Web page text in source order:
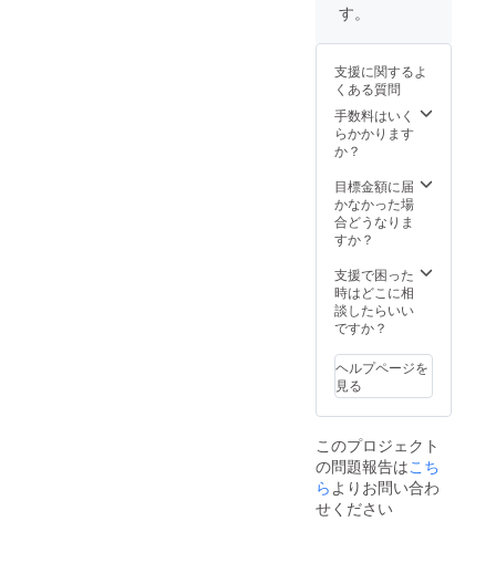
望する
トは人
物でも
物体で
もお好
きなも
かせて
いただ
きま
す。
にて希
望する
ものの
写真を1
りくだ
さい。3
枚程度
だとな
し。 私
に写真
を送る
ことに
抵抗の
す。
支援に関するよ
くある質問
手数料はいく
らかかります
か？
目標金額に届
かなかった場
合どうなりま
すか？
支援で困った
時はどこに相
談したらいい
ですか？
ヘルプページを
見る
このプロジェクト
の問題報告はこち
ら よりお問い合わ
せください